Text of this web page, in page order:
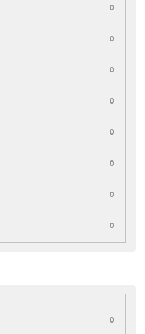
0
0
0
0
0
0
0
0
0